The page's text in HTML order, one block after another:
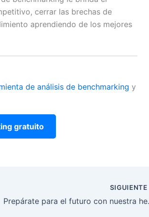
cerrar las brechas de
aprendiendo de los mejores
de análisis de benchmarking y
gratuito
SIGUIENTE
Prepárate